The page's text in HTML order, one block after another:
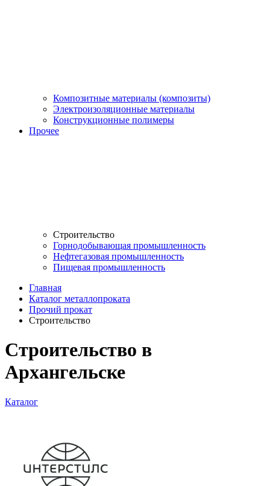
Композитные материалы (композиты)
Электроизоляционные материалы
Конструкционные полимеры
Прочее
Строительство
Горнодобывающая промышленность
Нефтегазовая промышленность
Пищевая промышленность
Главная
Каталог металлопроката
Прочий прокат
Строительство
Строительство в
Архангельске
Каталог